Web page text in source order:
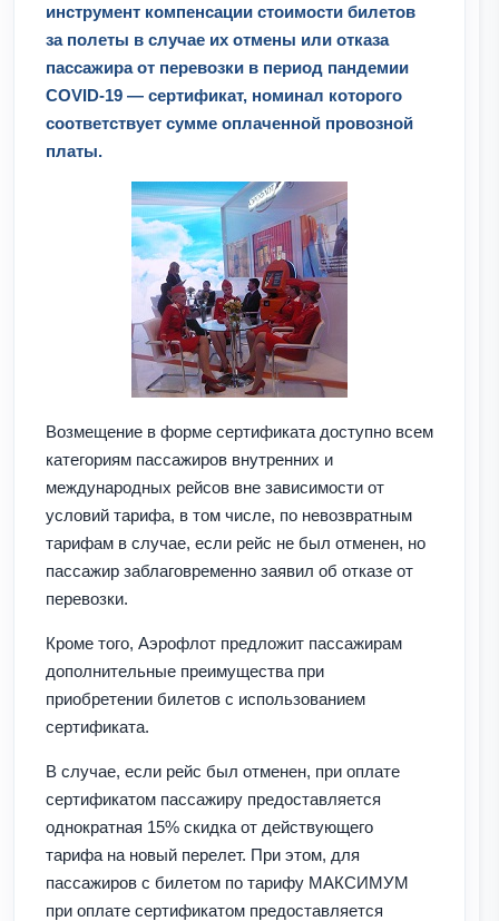
инструмент компенсации стоимости билетов
за полеты в случае их отмены или отказа
пассажира от перевозки в период пандемии
COVID-19 — сертификат, номинал которого
соответствует сумме оплаченной провозной
платы.
Возмещение в форме сертификата доступно всем
категориям пассажиров внутренних и
международных рейсов вне зависимости от
условий тарифа, в том числе, по невозвратным
тарифам в случае, если рейс не был отменен, но
пассажир заблаговременно заявил об отказе от
перевозки.
Кроме того, Аэрофлот предложит пассажирам
дополнительные преимущества при
приобретении билетов с использованием
сертификата.
В случае, если рейс был отменен, при оплате
сертификатом пассажиру предоставляется
однократная 15% скидка от действующего
тарифа на новый перелет. При этом, для
пассажиров с билетом по тарифу МАКСИМУМ
при оплате сертификатом предоставляется